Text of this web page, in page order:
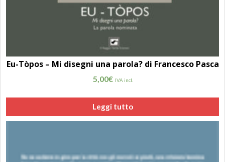
Eu-Tòpos – Mi disegni una parola? di Francesco Pasca
5,00€ IVA incl.
Leggi tutto